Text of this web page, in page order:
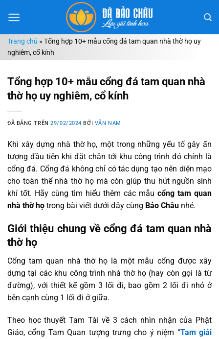
đến
dungTrang chủ » Tổng hợp 10+ mẫu cổng đá tam quan nhà thờ họ uy
nghiêm, cổ kính
Tổng hợp 10+ mẫu cổng đá tam quan nhà
thờ họ uy nghiêm, cổ kính
ĐÃ ĐĂNG TRÊN29/02/2024 BỞI VĂN NAM
Khi xây dựng nhà thờ họ, một trong những yếu tố gây ấn
tượng đầu tiên khi đặt chân tới khu công trình đó chính là
cổng đá. Cổng đá không chỉ có tác dụng tạo nên diện mạo
cho toàn thể nhà thờ họ mà còn giúp thu hút nguồn sinh
khí tốt. Hãy cùng tìm hiểu thêm các mẫu cổng tam quan
nhà thờ họ trong bài viết dưới đây cùng Bảo Châu nhé.
Giới thiệu chung về cổng đá tam quan nhà
thờ họ
Cổng tam quan nhà thờ họ là một mẫu cổng được xây
dựng tại các khu công trình nhà thờ họ (hay còn gọi là từ
đường), với thiết kế gồm 3 lối đi, bao gồm 2 lối đi nhỏ ở
bên cạnh cùng 1 lối đi ở giữa.
Theo học thuyết Tam Tài về 3 cách nhìn nhận của Phật
Giáo, cổng Tam Quan tượng trưng cho ý niệm “Tam giải